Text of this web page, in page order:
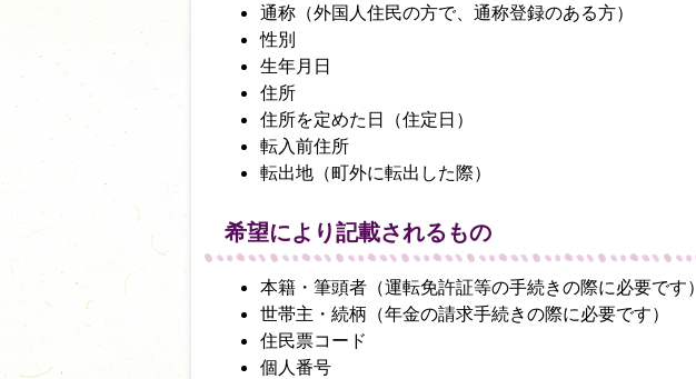
通称（外国人住民の方で、通称登録のある方）
性別
生年月日
住所
住所を定めた日（住定日）
転入前住所
転出地（町外に転出した際）
希望により記載されるもの
本籍・筆頭者（運転免許証等の手続きの際に必要です）
世帯主・続柄（年金の請求手続きの際に必要です）
住民票コード
個人番号